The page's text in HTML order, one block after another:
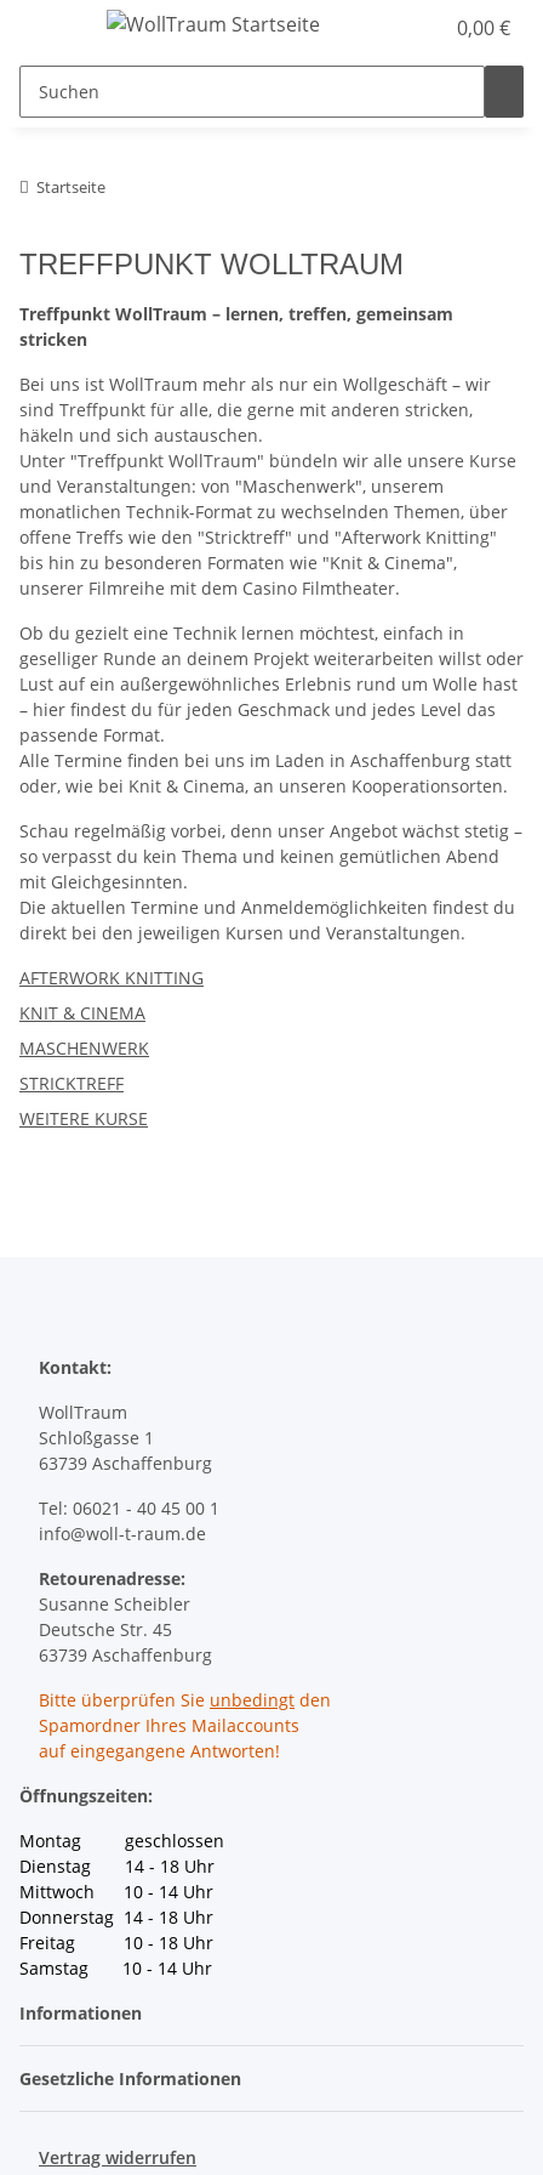
0,00 €
Startseite
TREFFPUNKT WOLLTRAUM
Treffpunkt WollTraum – lernen, treffen, gemeinsam
stricken
Bei uns ist WollTraum mehr als nur ein Wollgeschäft – wir
sind Treffpunkt für alle, die gerne mit anderen stricken,
häkeln und sich austauschen.
Unter "Treffpunkt WollTraum" bündeln wir alle unsere Kurse
und Veranstaltungen: von "Maschenwerk", unserem
monatlichen Technik-Format zu wechselnden Themen, über
offene Treffs wie den "Stricktreff" und "Afterwork Knitting"
bis hin zu besonderen Formaten wie "Knit & Cinema",
unserer Filmreihe mit dem Casino Filmtheater.
Ob du gezielt eine Technik lernen möchtest, einfach in
geselliger Runde an deinem Projekt weiterarbeiten willst oder
Lust auf ein außergewöhnliches Erlebnis rund um Wolle hast
– hier findest du für jeden Geschmack und jedes Level das
passende Format.
Alle Termine finden bei uns im Laden in Aschaffenburg statt
oder, wie bei Knit & Cinema, an unseren Kooperationsorten.
Schau regelmäßig vorbei, denn unser Angebot wächst stetig –
so verpasst du kein Thema und keinen gemütlichen Abend
mit Gleichgesinnten.
Die aktuellen Termine und Anmeldemöglichkeiten findest du
direkt bei den jeweiligen Kursen und Veranstaltungen.
AFTERWORK KNITTING
KNIT & CINEMA
MASCHENWERK
STRICKTREFF
WEITERE KURSE
Kontakt:
WollTraum
Schloßgasse 1
63739 Aschaffenburg
Tel: 06021 - 40 45 00 1
info@woll-t-raum.de
Retourenadresse:
Susanne Scheibler
Deutsche Str. 45
63739 Aschaffenburg
Bitte überprüfen Sie unbedingt den
Spamordner Ihres Mailaccounts
auf eingegangene Antworten!
Öffnungszeiten:
Montag geschlossen
Dienstag 14 - 18 Uhr
Mittwoch 10 - 14 Uhr
Donnerstag 14 - 18 Uhr
Freitag 10 - 18 Uhr
Samstag 10 - 14 Uhr
Informationen
Gesetzliche Informationen
Vertrag widerrufen